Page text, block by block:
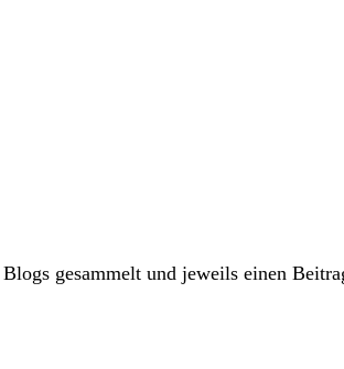
gesammelt und jeweils einen